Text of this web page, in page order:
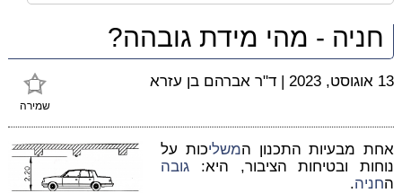
חניה - מהי מידת גובהה?
שמירה
13 אוגוסט, 2023 | ד"ר אברהם בן עזרא
אחת מבעיות התכנון המשליכות על
נוחות ובטיחות הציבור, היא: גובה
החניה.